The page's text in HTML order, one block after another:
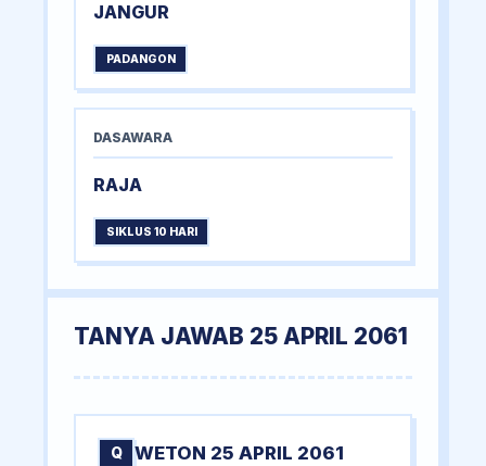
JANGUR
PADANGON
DASAWARA
RAJA
SIKLUS 10 HARI
TANYA JAWAB 25 APRIL 2061
Q
WETON 25 APRIL 2061